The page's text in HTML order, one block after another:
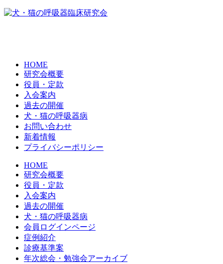
HOME
研究会概要
役員・定款
入会案内
過去の開催
犬・猫の呼吸器病
お問い合わせ
新着情報
プライバシーポリシー
HOME
研究会概要
役員・定款
入会案内
過去の開催
犬・猫の呼吸器病
会員ログインページ
症例紹介
診療基準案
年次総会・勉強会アーカイブ